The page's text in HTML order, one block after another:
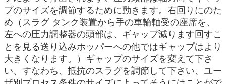
プのサイズを調節するために動きます。右回りにのた
め（スラグ タンク装置から手の車輪軸受の座席を、
左への圧力調整器の頭部は、ギャップ減ります回すこ
とを見る送り込みホッパーへの他ではギャップはより
大きくなります。）ギャップのサイズを変えて下さ
い、すなわち、抵抗のスラグを調節して下さい、ユー